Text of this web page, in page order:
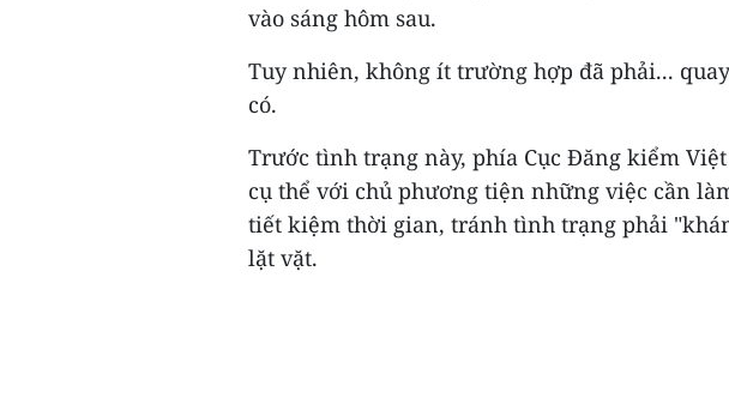
vào sáng hôm sau.
Tuy nhiên, không ít trường hợp đã phải...
có.
Trước tình trạng này, phía Cục Đăng kiểm
cụ thể với chủ phương tiện những việc cần
tiết kiệm thời gian, tránh tình trạng phải
lặt vặt.